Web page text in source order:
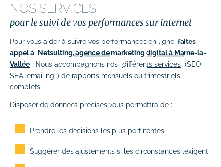
NOS SERVICES
pour le suivi de vos performances sur internet
Pour vous aider à suivre vos performances en ligne, faites
appel à
Netsulting, agence de marketing digital à Marne-la-
Vallée . Nous accompagnons nos différents services (SEO,
SEA, emailing…) de rapports mensuels ou trimestriels
complets.
Disposer de données précises vous permettra de :
Prendre les décisions les plus pertinentes
Suggérer des ajustements si les circonstances l’exigent